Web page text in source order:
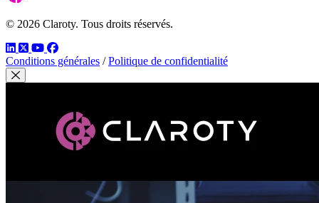
© 2026 Claroty. Tous droits réservés.
LinkedIn
TwitterYouTube
Facebook
Conditions générales / Politique de confidentialité
Fermer modal